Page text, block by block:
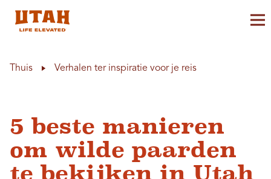
Thuis Verhalen ter inspiratie voor je reis
5 beste manieren
om wilde paarden
te bekijken in Utah